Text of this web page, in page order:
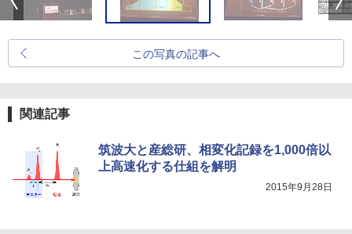
この写真の記事へ
関連記事
筑波大と産総研、相変化記録を1,000倍以
上高速化する仕組を解明
2015年9月28日